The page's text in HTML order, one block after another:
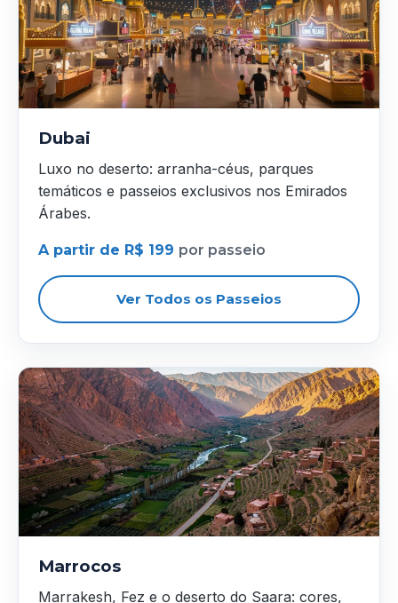
Dubai
Luxo no deserto: arranha-céus, parques
temáticos e passeios exclusivos nos Emirados
Árabes.
A partir de R$ 199 por passeio
Ver Todos os Passeios
Marrocos
Marrakesh, Fez e o deserto do Saara: cores,